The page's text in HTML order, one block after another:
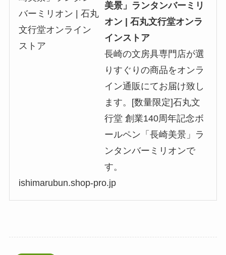
美景」ランタンバーミリ
オン | 石丸文行堂オンラ
インストア
長崎の文房具専門店が選
りすぐりの商品をオンラ
イン通販にてお届け致し
ます。[数量限定]石丸文
行堂 創業140周年記念ボ
ールペン「長崎美景」ラ
ンタンバーミリオンで
す。
ishimarubun.shop-pro.jp